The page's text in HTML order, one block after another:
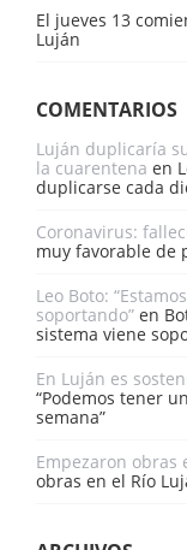
El jueves 13
Luján
COMENTARIOS
Luján duplicaría
la cuarentena en
duplicarse cada
Coronavirus:
muy favorable de
Leo Boto:
soportando” en
sistema viene
En Luján es
“Podemos tener
semana”
Empezaron obras
obras en el Río